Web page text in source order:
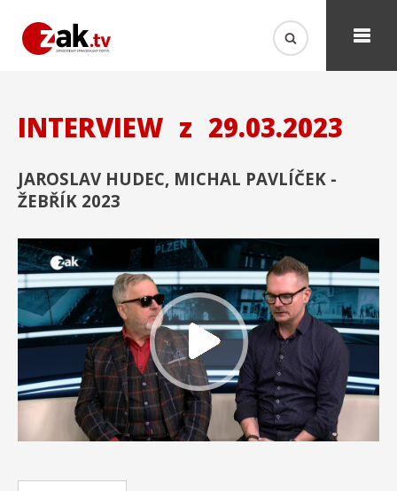
INTERVIEW z 29.03.2023
JAROSLAV HUDEC, MICHAL PAVLÍČEK -
ŽEBŘÍK 2023